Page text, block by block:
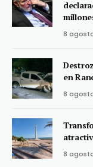
8
en
8
8